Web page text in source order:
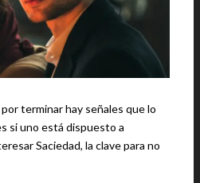
terminar hay señales que lo
si uno está dispuesto a